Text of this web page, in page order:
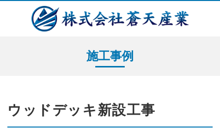
施工事例
ウッドデッキ新設工事